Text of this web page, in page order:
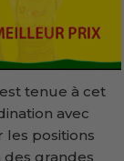
tenue à cet
avec
les positions
grandes